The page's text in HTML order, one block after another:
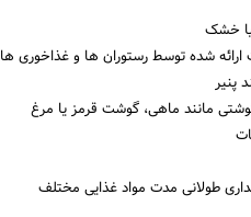
یا خشک
ارائه شده توسط رستوران ها و غذاخوری ها
پنیر
مانند ماهی، گوشت قرمز یا مرغ
طولانی مدت مواد غذایی مختلف